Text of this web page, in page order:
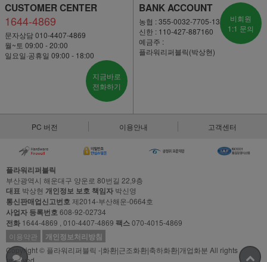
CUSTOMER CENTER
1644-4869
문자상담 010-4407-4869
월~토 09:00 - 20:00
일요일·공휴일 09:00 - 18:00
지금바로
전화하기
BANK ACCOUNT
농협 : 355-0032-7705-13
신한 : 110-427-887160
예금주 :
플라워리퍼블릭(박상현)
비회원
1:1 문의
PC 버전 이용안내 고객센터
플라워리퍼블릭
부산광역시 해운대구 양운로 80번길 22,9층
대표 박상현 개인정보 보호 책임자 박신영
통신판매업신고번호제2014-부산해운-0664호
사업자 등록번호608-92-02734
전화 1644-4869 , 010-4407-4869 팩스070-4015-4869
이용약관
개인정보처리방침
Copyright © 플라워리퍼블릭 -|화환|근조화환|축하화환|개업화분 All rights